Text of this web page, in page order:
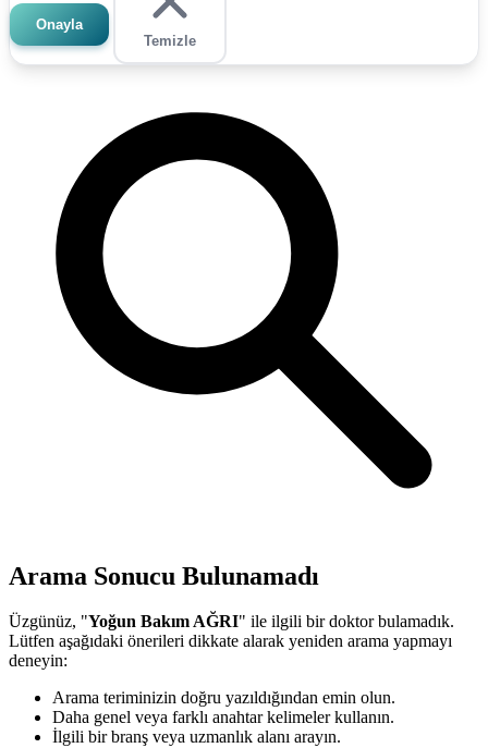
Onayla
Temizle
Arama Sonucu Bulunamadı
Üzgünüz, "Yoğun Bakım AĞRI" ile ilgili bir doktor bulamadık.
Lütfen aşağıdaki önerileri dikkate alarak yeniden arama yapmayı
deneyin:
Arama teriminizin doğru yazıldığından emin olun.
Daha genel veya farklı anahtar kelimeler kullanın.
İlgili bir branş veya uzmanlık alanı arayın.